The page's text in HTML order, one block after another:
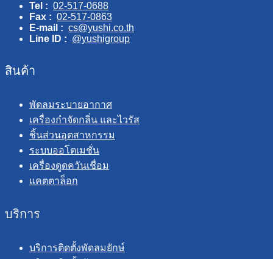
Tel : 02-517-0688
Fax : 02-517-0863
E-mail : cs@yushi.co.th
Line ID : @yushigroup
สินค้า
พัดลมระบายอากาศ
เครื่องกำจัดกลิ่น และไวรัส
ชิ้นส่วนอุตสาหกรรม
ระบบออโตเมชั่น
เครื่องดูดควันเชื่อม
แคตตาล็อก
บริการ
บริการติดตั้งพัดลมยักษ์